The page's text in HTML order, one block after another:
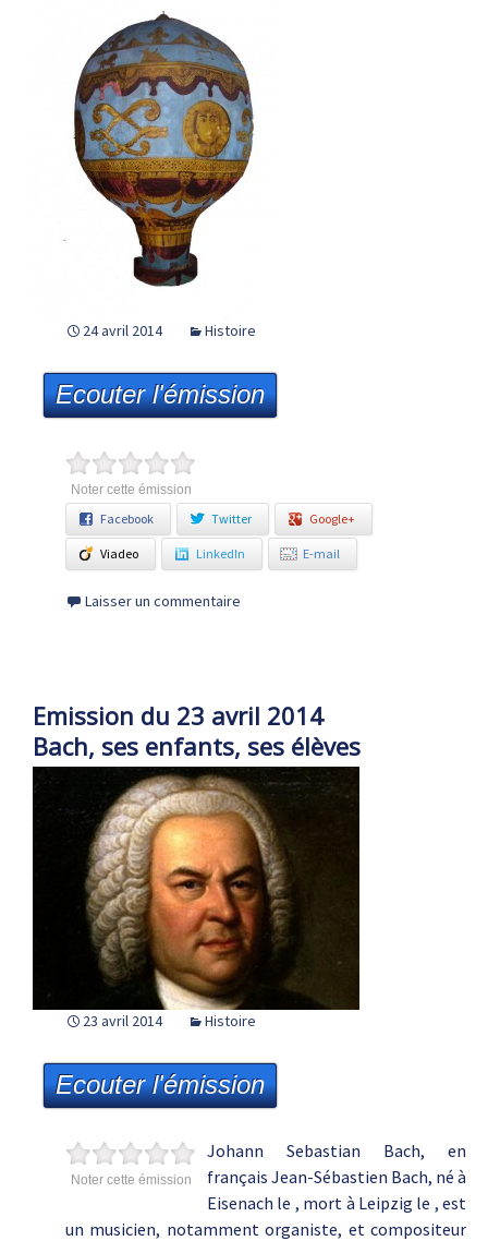
24 avril 2014 Histoire
Ecouter l'émission
Noter cette émission
Facebook Twitter Google+
Viadeo LinkedIn E-mail
Laisser un commentaire
Emission du 23 avril 2014
Bach, ses enfants, ses élèves
23 avril 2014 Histoire
Ecouter l'émission
Noter cette émission
Johann Sebastian Bach, en
français Jean-Sébastien Bach, né à
Eisenach le , mort à Leipzig le , est
un musicien, notamment organiste, et compositeur